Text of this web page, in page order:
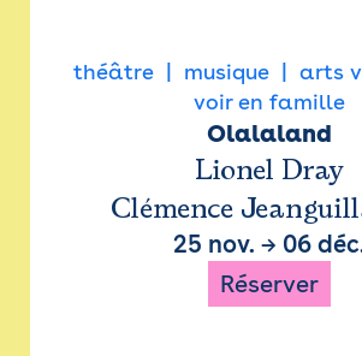
théâtre musique arts
voir en famille
Olalaland
Lionel Dray
Clémence
25 nov. → 06
Réserver